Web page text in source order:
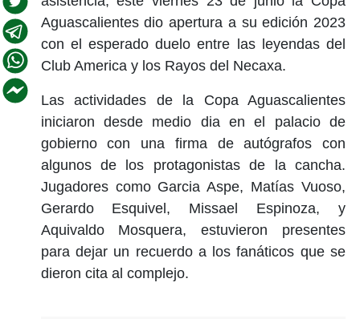
Aguascalientes dio apertura a su edición 2023
con el esperado duelo entre las leyendas del
Club America y los Rayos del Necaxa.
Las actividades de la Copa Aguascalientes
iniciaron desde medio dia en el palacio de
gobierno con una firma de autógrafos con
algunos de los protagonistas de la cancha.
Jugadores como Garcia Aspe, Matías Vuoso,
Gerardo Esquivel, Missael Espinoza, y
Aquivaldo Mosquera, estuvieron presentes
para dejar un recuerdo a los fanáticos que se
dieron cita al complejo.